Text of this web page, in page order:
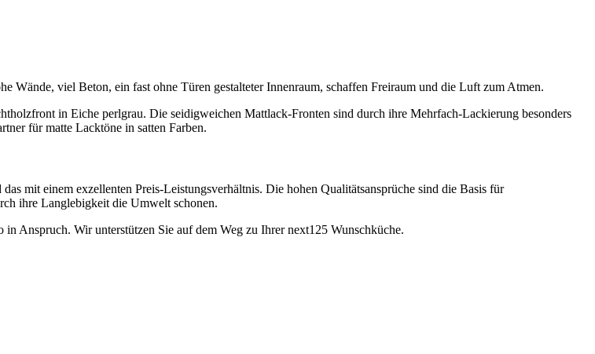
Wände, viel Beton, ein fast ohne Türen gestalteter Innenraum, schaffen Freiraum und die Luft zum Atmen.
in Eiche perlgrau. Die seidigweichen Mattlack-Fronten sind durch ihre Mehrfach-Lackierung besonders
für matte Lacktöne in satten Farben.
mit einem exzellenten Preis-Leistungsverhältnis. Die hohen Qualitätsansprüche sind die Basis für
ihre Langlebigkeit die Umwelt schonen.
Anspruch. Wir unterstützen Sie auf dem Weg zu Ihrer next125 Wunschküche.